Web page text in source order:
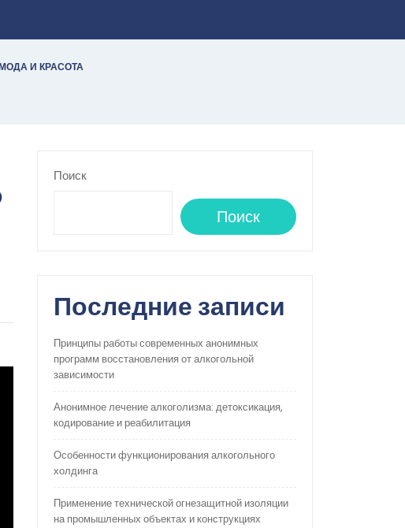
И КРАСОТА
Поиск
Поиск
Последние записи
Принципы работы современных анонимных
программ восстановления от алкогольной
зависимости
Анонимное лечение алкоголизма: детоксикация,
кодирование и реабилитация
Особенности функционирования алкогольного
холдинга
Применение технической огнезащитной изоляции
на промышленных объектах и конструкциях